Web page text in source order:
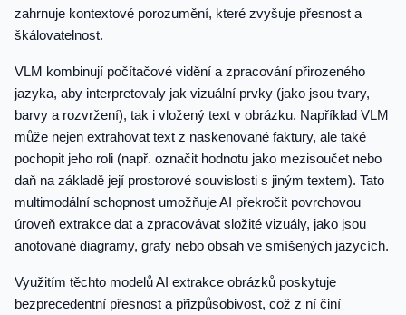
zahrnuje kontextové porozumění, které zvyšuje přesnost a
škálovatelnost.
VLM kombinují počítačové vidění a zpracování přirozeného
jazyka, aby interpretovaly jak vizuální prvky (jako jsou tvary,
barvy a rozvržení), tak i vložený text v obrázku. Například VLM
může nejen extrahovat text z naskenované faktury, ale také
pochopit jeho roli (např. označit hodnotu jako mezisoučet nebo
daň na základě její prostorové souvislosti s jiným textem). Tato
multimodální schopnost umožňuje AI překročit povrchovou
úroveň extrakce dat a zpracovávat složité vizuály, jako jsou
anotované diagramy, grafy nebo obsah ve smíšených jazycích.
Využitím těchto modelů AI extrakce obrázků poskytuje
bezprecedentní přesnost a přizpůsobivost, což z ní činí